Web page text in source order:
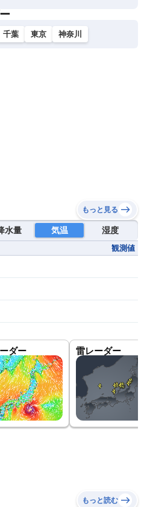
千葉 東京 神奈川
もっと見る
水量 気温 湿度
観測値
ダー 雷レーダー
もっと読む